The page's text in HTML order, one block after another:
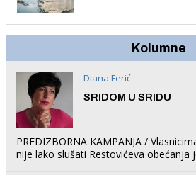
Kolumne
Diana Ferić
SRIDOM U SRIDU
PREDIZBORNA KAMPANJA /
nije lako slušati Restovićeva obećanja